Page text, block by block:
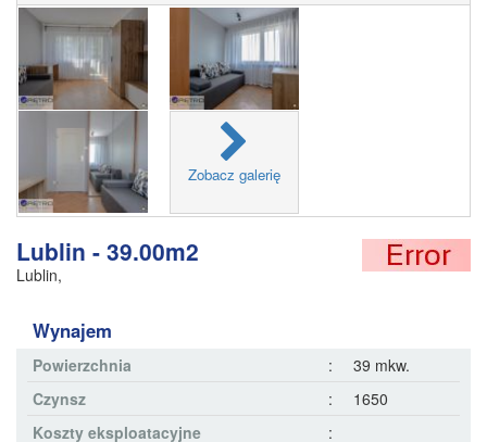
Zobacz galerię
Lublin - 39.00m2
Lublin,
Wynajem
Powierzchnia :
39 mkw.
Czynsz
:
1650
Koszty eksploatacyjne
: